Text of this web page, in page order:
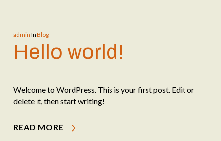
admin In Blog
Hello world!
Welcome to WordPress. This is your first post. Edit or
delete it, then start writing!
READ MORE